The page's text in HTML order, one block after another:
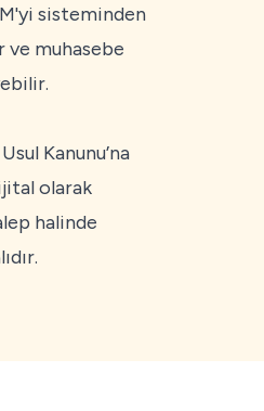
sisteminden
muhasebe
Kanunu’na
olarak
halinde